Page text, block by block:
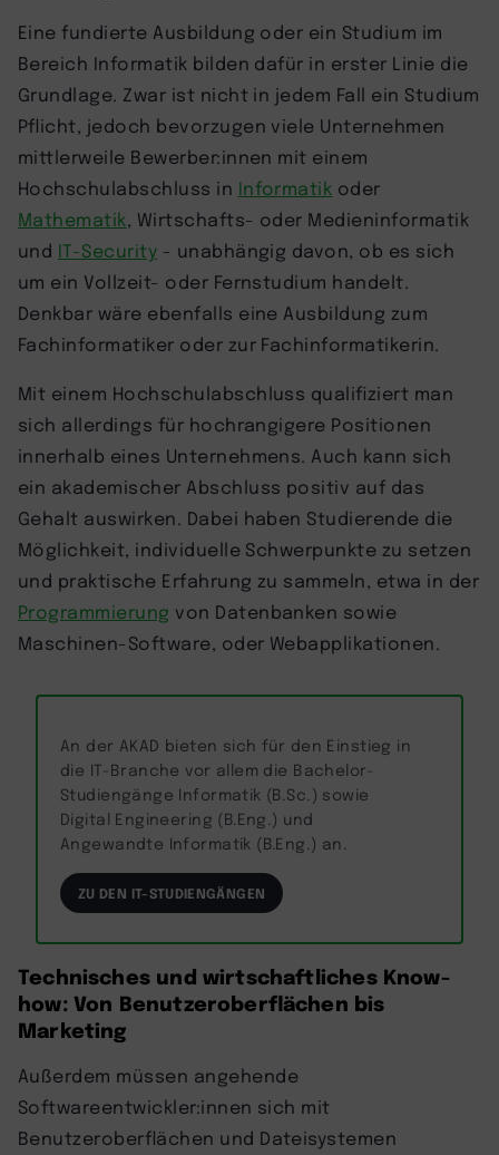
Eine fundierte Ausbildung oder ein Studium im
Bereich Informatik bilden dafür in erster Linie die
Grundlage. Zwar ist nicht in jedem Fall ein Studium
Pflicht, jedoch bevorzugen viele Unternehmen
mittlerweile Bewerber:innen mit einem
Hochschulabschluss in Informatik oder
Mathematik, Wirtschafts- oder Medieninformatik
und IT-Security - unabhängig davon, ob es sich
um ein Vollzeit- oder Fernstudium handelt.
Denkbar wäre ebenfalls eine Ausbildung zum
Fachinformatiker oder zur Fachinformatikerin.
Mit einem Hochschulabschluss qualifiziert man
sich allerdings für hochrangigere Positionen
innerhalb eines Unternehmens. Auch kann sich
ein akademischer Abschluss positiv auf das
Gehalt auswirken. Dabei haben Studierende die
Möglichkeit, individuelle Schwerpunkte zu setzen
und praktische Erfahrung zu sammeln, etwa in der
Programmierung von Datenbanken sowie
Maschinen-Software, oder Webapplikationen.
An der AKAD bieten sich für den Einstieg in
die IT-Branche vor allem die Bachelor-
Studiengänge Informatik (B.Sc.) sowie
Digital Engineering (B.Eng.) und
Angewandte Informatik (B.Eng.) an.
ZU DEN IT-STUDIENGÄNGEN
Technisches und wirtschaftliches Know-
how: Von Benutzeroberflächen bis
Marketing
Außerdem müssen angehende
Softwareentwickler:innen sich mit
Benutzeroberflächen und Dateisystemen